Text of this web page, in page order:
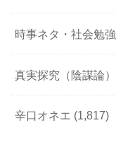
時事ネタ・社会勉強
真実探究（陰謀論）
辛口オネエ (1,817)